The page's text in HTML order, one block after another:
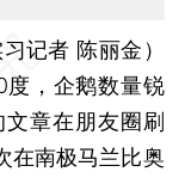
记者 陈丽金）
度，企鹅数量锐
章在朋友圈刷
在南极马兰比奥